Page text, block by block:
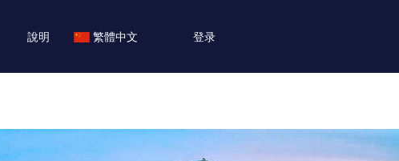
說明 繁體中文 登录